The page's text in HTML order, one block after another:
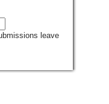
leave